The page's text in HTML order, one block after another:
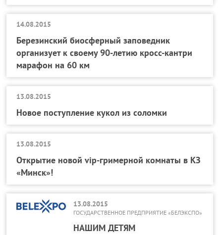
14.08.2015
Березинский биосферный заповедник
организует к своему 90-летию кросс-кантри
марафон на 60 км
13.08.2015
Новое поступление кукол из соломки
13.08.2015
Открытие новой vip-гримерной комнаты в КЗ
«Минск»!
13.08.2015
ГОСУДАРСТВЕННОЕ ПРЕДПРИЯТИЕ «БЕЛЭКСПО»
НАШИМ ДЕТЯМ